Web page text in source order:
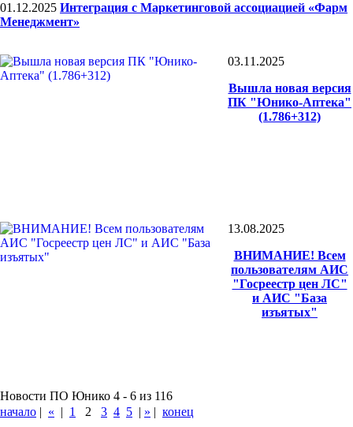
01.12.2025 Интеграция с Маркетинговой ассоциацией «Фарм
Менеджмент»
03.11.2025
Вышла новая версия
ПК "Юнико-Аптека"
(1.786+312)
13.08.2025
ВНИМАНИЕ! Всем
пользователям АИС
"Госреестр цен ЛС"
и АИС "База
изъятых"
Новости ПО Юнико 4 - 6 из 116
начало | « | 1 2 3 4 5 | » | конец